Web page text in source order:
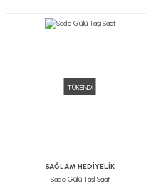
TÜKENDİ
SAĞLAM HEDİYELİK
Sade Güllü Taşlı Saat